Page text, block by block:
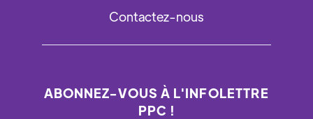
Contactez-nous
ABONNEZ-VOUS À L'INFOLETTRE
PPC !